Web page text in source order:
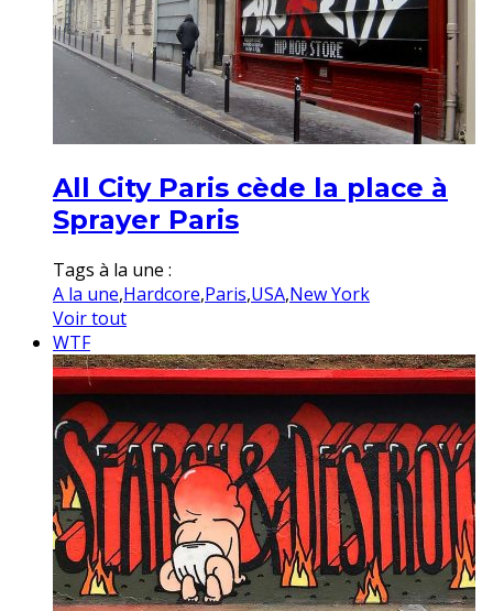
All City Paris cède la place à
Sprayer Paris
Tags à la une :
A la une,Hardcore,Paris,USA,New York
Voir tout
WTF